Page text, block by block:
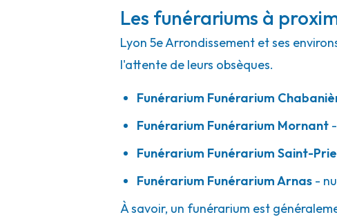
Les funérariums à
Lyon 5e Arrondissement et ses
l'attente de leurs obsèques.
Funérarium Funérarium
Funérarium Funérarium Mornant
Funérarium Funérarium Saint-
Funérarium Funérarium Arnas -
À savoir, un funérarium est